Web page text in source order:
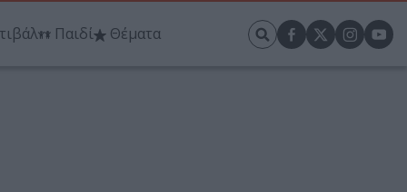
Παιδί Θέματα